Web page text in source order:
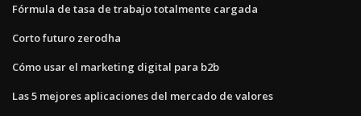
Fórmula de tasa de trabajo totalmente cargada
Corto futuro zerodha
Cómo usar el marketing digital para b2b
Las 5 mejores aplicaciones del mercado de valores